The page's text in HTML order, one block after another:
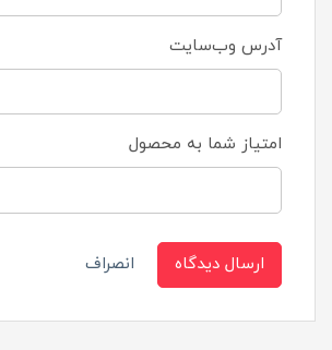
آدرس وب‌سایت
امتیاز شما به محصول
ارسال دیدگاه انصراف